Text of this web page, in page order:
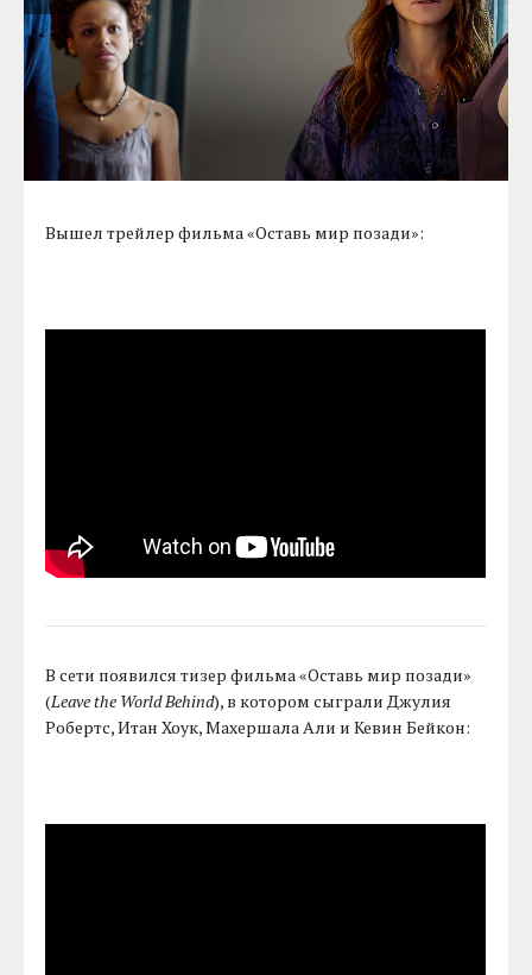
Вышел трейлер фильма «Оставь мир позади»:
В сети появился тизер фильма «Оставь мир позади»
(Leave the World Behind), в котором сыграли Джулия
Робертс, Итан Хоук, Махершала Али и Кевин Бейкон: